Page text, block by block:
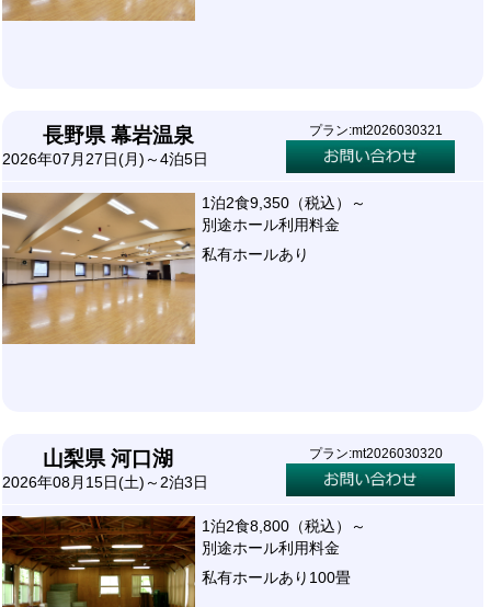
長野県 幕岩温泉
2026年07月27日(月)～4泊5日
プラン:mt2026030321
1泊2食9,350（税込）～
別途ホール利用料金
私有ホールあり
山梨県 河口湖
2026年08月15日(土)～2泊3日
プラン:mt2026030320
1泊2食8,800（税込）～
別途ホール利用料金
私有ホールあり100畳